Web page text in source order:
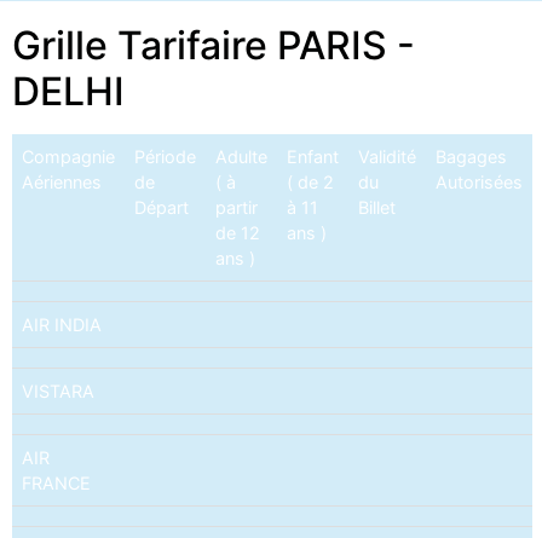
Grille Tarifaire PARIS -
DELHI
Compagnie
Aériennes
Période
de
Départ
Adulte
( à
partir
de 12
ans )
Enfant
( de 2
à 11
ans )
Validité
du
Billet
Bagages
Autorisées
AIR INDIA
VISTARA
AIR
FRANCE